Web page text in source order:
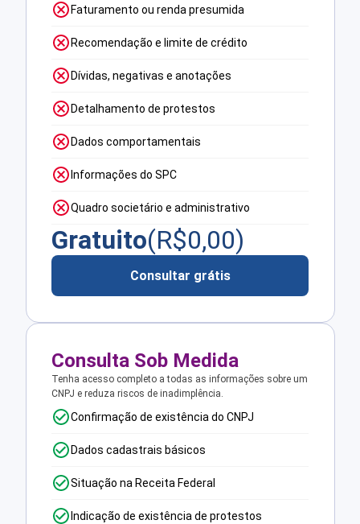
Faturamento ou renda presumida
Recomendação e limite de crédito
Dívidas, negativas e anotações
Detalhamento de protestos
Dados comportamentais
Informações do SPC
Quadro societário e administrativo
Gratuito(R$0,00)
Consultar grátis
Consulta Sob Medida
Tenha acesso completo a todas as informações sobre um
CNPJ e reduza riscos de inadimplência.
Confirmação de existência do CNPJ
Dados cadastrais básicos
Situação na Receita Federal
Indicação de existência de protestos